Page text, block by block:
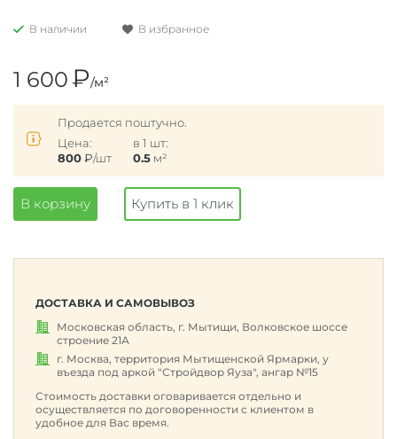
В наличии В избранное
1 600₽/м²
Продается поштучно.
Цена:
800 ₽/шт
в 1 шт:
0.5 м²
В корзину Купить в 1 клик
ДОСТАВКА И САМОВЫВОЗ
Московская область, г. Мытищи, Волковское шоссе
строение 21А
г. Москва, территория Мытищенской Ярмарки, у
въезда под аркой "Стройдвор Яуза", ангар №15
Стоимость доставки оговаривается отдельно и
осуществляется по договоренности с клиентом в
удобное для Вас время.